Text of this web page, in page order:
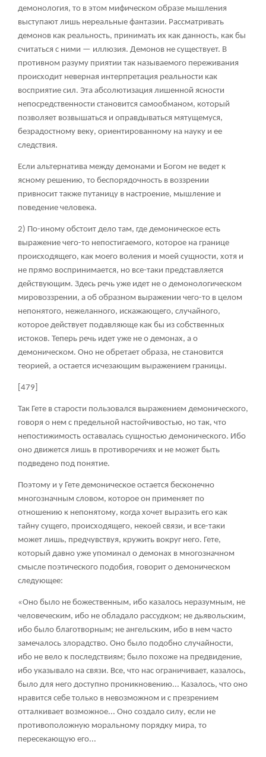
демонология, то в этом мифическом образе мышления
выступают лишь нереальные фантазии. Рассматривать
демонов как реальность, принимать их как данность, как бы
считаться с ними — иллюзия. Демонов не существует. В
противном разуму приятии так называемого переживания
происходит неверная интерпретация реальности как
восприятие сил. Эта абсолютизация лишенной ясности
непосредственности становится самообманом, который
позволяет возвышаться и оправдываться мятущемуся,
безрадостному веку, ориентированному на науку и ее
следствия.
Если альтернатива между демонами и Богом не ведет к
ясному решению, то беспорядочность в воззрении
привносит также путаницу в настроение, мышление и
поведение человека.
2) По-иному обстоит дело там, где демоническое есть
выражение чего-то непостигаемого, которое на границе
происходящего, как моего воления и моей сущности, хотя и
не прямо воспринимается, но все-таки представляется
действующим. Здесь речь уже идет не о демонологическом
мировоззрении, а об образном выражении чего-то в целом
непонятого, нежеланного, искажающего, случайного,
которое действует подавляюще как бы из собственных
истоков. Теперь речь идет уже не о демонах, а о
демоническом. Оно не обретает образа, не становится
теорией, а остается исчезающим выражением границы.
[479]
Так Гете в старости пользовался выражением демонического,
говоря о нем с предельной настойчивостью, но так, что
непостижимость оставалась сущностью демонического. Ибо
оно движется лишь в противоречиях и не может быть
подведено под понятие.
Поэтому и у Гете демоническое остается бесконечно
многозначным словом, которое он применяет по
отношению к непонятому, когда хочет выразить его как
тайну сущего, происходящего, некоей связи, и все-таки
может лишь, предчувствуя, кружить вокруг него. Гете,
который давно уже упоминал о демонах в многозначном
смысле поэтического подобия, говорит о демоническом
следующее:
«Оно было не божественным, ибо казалось неразумным, не
человеческим, ибо не обладало рассудком; не дьявольским,
ибо было благотворным; не ангельским, ибо в нем часто
замечалось злорадство. Оно было подобно случайности,
ибо не вело к последствиям; было похоже на предвидение,
ибо указывало на связи. Все, что нас ограничивает, казалось,
было для него доступно проникновению... Казалось, что оно
нравится себе только в невозможном и с презрением
отталкивает возможное... Оно создало силу, если не
противоположную моральному порядку мира, то
пересекающую его...